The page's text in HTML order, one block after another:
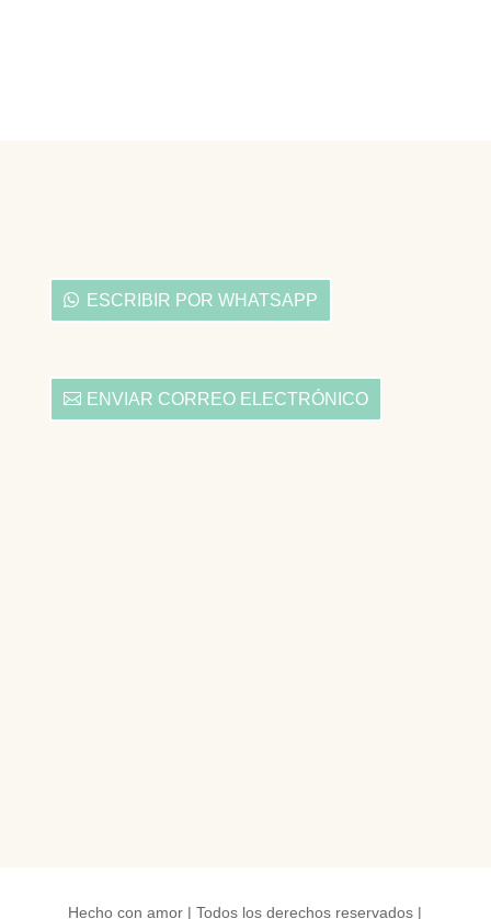
ESCRIBIR POR WHATSAPP
ENVIAR CORREO ELECTRÓNICO
Hecho con amor | Todos los derechos reservados |